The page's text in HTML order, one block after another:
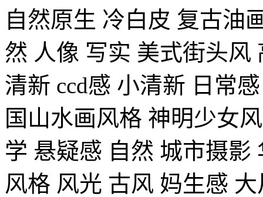
自然原生 冷白皮 复古油
然 人像 写实 美式街头风
清新 ccd感 小清新 日常感
国山水画风格 神明少女风
学 悬疑感 自然 城市摄影
风格 风光 古风 妈生感